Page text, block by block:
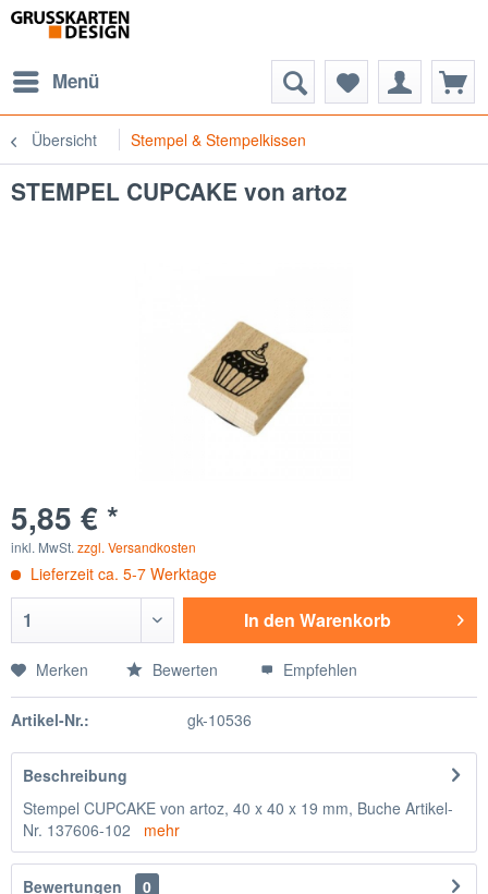
Menü
Übersicht Stempel & Stempelkissen
STEMPEL CUPCAKE von artoz
5,85 € *
inkl. MwSt. zzgl. Versandkosten
Lieferzeit ca. 5-7 Werktage
In den Warenkorb
Merken Bewerten Empfehlen
Artikel-Nr.: gk-10536
Beschreibung
Stempel CUPCAKE von artoz, 40 x 40 x 19 mm, Buche Artikel-
Nr. 137606-102 mehr
Bewertungen
0